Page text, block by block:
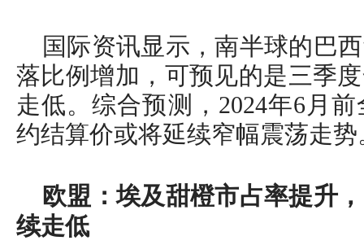
国际资讯显示，南半球的巴
落比例增加，可预见的是三季
走低。综合预测，2024年6月
约结算价或将延续窄幅震荡走势
欧盟：埃及甜橙市占率提升
续走低